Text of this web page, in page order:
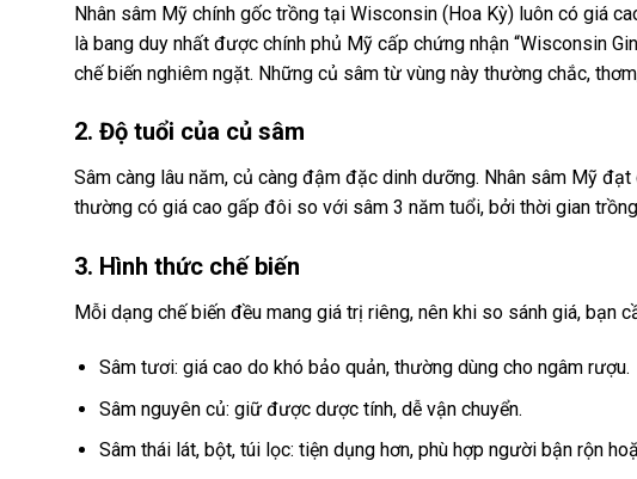
Nhân sâm Mỹ chính gốc trồng tại Wisconsin (Hoa Kỳ) luôn có giá
là bang duy nhất được chính phủ Mỹ cấp chứng nhận “Wisconsin
chế biến nghiêm ngặt. Những củ sâm từ vùng này thường chắc,
2. Độ tuổi của củ sâm
Sâm càng lâu năm, củ càng đậm đặc dinh dưỡng. Nhân sâm Mỹ
thường có giá cao gấp đôi so với sâm 3 năm tuổi, bởi thời gian
3. Hình thức chế biến
Mỗi dạng chế biến đều mang giá trị riêng, nên khi so sánh giá, bạn
Sâm tươi: giá cao do khó bảo quản, thường dùng cho ngâm rượu.
Sâm nguyên củ: giữ được dược tính, dễ vận chuyển.
Sâm thái lát, bột, túi lọc: tiện dụng hơn, phù hợp người bận rộn